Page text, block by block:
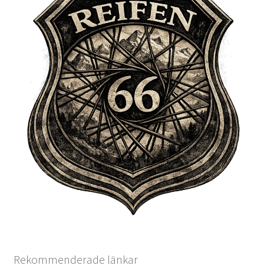
Rekommenderade länkar